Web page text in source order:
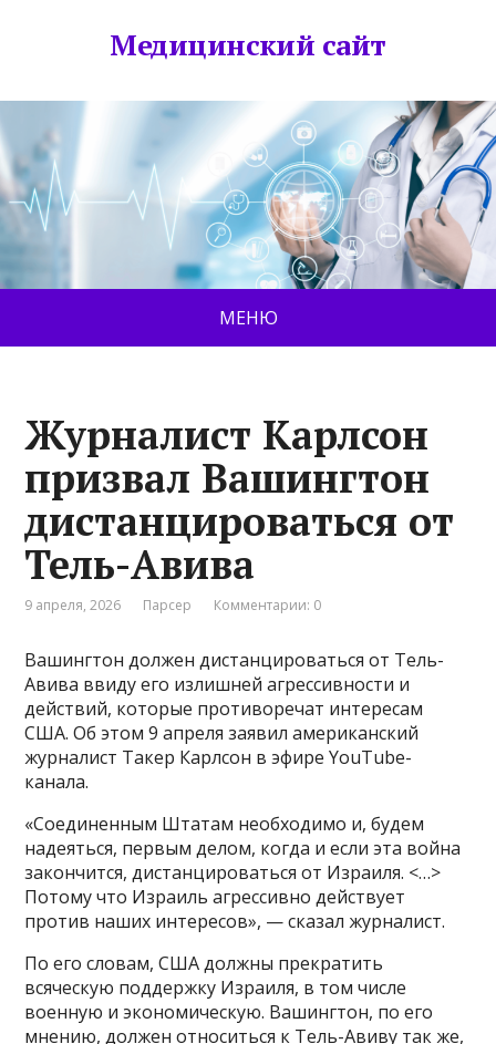
Медицинский сайт
МЕНЮ
Журналист Карлсон
призвал Вашингтон
дистанцироваться от
Тель-Авива
9 апреля, 2026 Парсер Комментарии: 0
Вашингтон должен дистанцироваться от Тель-
Авива ввиду его излишней агрессивности и
действий, которые противоречат интересам
США. Об этом 9 апреля заявил американский
журналист Такер Карлсон в эфире YouTube-
канала.
«Соединенным Штатам необходимо и, будем
надеяться, первым делом, когда и если эта война
закончится, дистанцироваться от Израиля. <…>
Потому что Израиль агрессивно действует
против наших интересов», — сказал журналист.
По его словам, США должны прекратить
всяческую поддержку Израиля, в том числе
военную и экономическую. Вашингтон, по его
мнению, должен относиться к Тель-Авиву так же,